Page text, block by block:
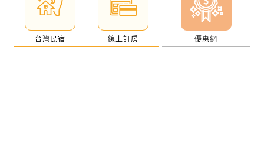
台灣民宿 線上訂房 優惠網